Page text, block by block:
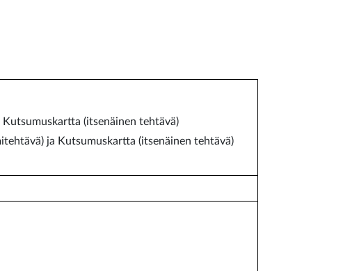
(itsenäinen tehtävä)
ja Kutsumuskartta (itsenäinen tehtävä)